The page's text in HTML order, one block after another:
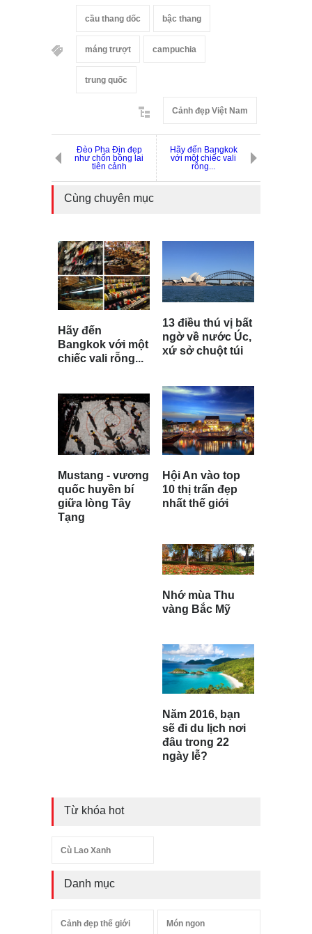
cầu thang dốc bậc thang
máng trượt campuchia
trung quốc
Cảnh đẹp Việt Nam
Đèo Pha Đin đẹp
như chốn bồng lai
tiên cảnh
Hãy đến Bangkok
với một chiếc vali
rỗng...
Cùng chuyên mục
Hãy đến
Bangkok với một
chiếc vali rỗng...
Mustang - vương
quốc huyền bí
giữa lòng Tây
Tạng
13 điều thú vị bất
ngờ về nước Úc,
xứ sở chuột túi
Hội An vào top
10 thị trấn đẹp
nhất thế giới
Nhớ mùa Thu
vàng Bắc Mỹ
Năm 2016, bạn
sẽ đi du lịch nơi
đâu trong 22
ngày lễ?
Từ khóa hot
Cù Lao Xanh
Danh mục
Cảnh đẹp thế giới Món ngon